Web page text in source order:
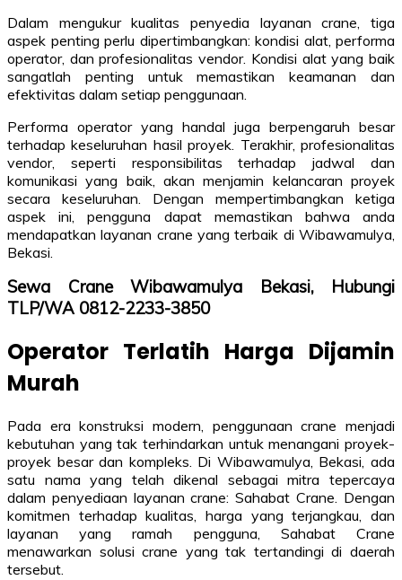
Dalam mengukur kualitas penyedia layanan crane, tiga
aspek penting perlu dipertimbangkan: kondisi alat, performa
operator, dan profesionalitas vendor. Kondisi alat yang baik
sangatlah penting untuk memastikan keamanan dan
efektivitas dalam setiap penggunaan.
Performa operator yang handal juga berpengaruh besar
terhadap keseluruhan hasil proyek. Terakhir, profesionalitas
vendor, seperti responsibilitas terhadap jadwal dan
komunikasi yang baik, akan menjamin kelancaran proyek
secara keseluruhan. Dengan mempertimbangkan ketiga
aspek ini, pengguna dapat memastikan bahwa anda
mendapatkan layanan crane yang terbaik di Wibawamulya,
Bekasi.
Sewa Crane Wibawamulya Bekasi, Hubungi
TLP/WA 0812-2233-3850
Operator Terlatih Harga Dijamin
Murah
Pada era konstruksi modern, penggunaan crane menjadi
kebutuhan yang tak terhindarkan untuk menangani proyek-
proyek besar dan kompleks. Di Wibawamulya, Bekasi, ada
satu nama yang telah dikenal sebagai mitra tepercaya
dalam penyediaan layanan crane: Sahabat Crane. Dengan
komitmen terhadap kualitas, harga yang terjangkau, dan
layanan yang ramah pengguna, Sahabat Crane
menawarkan solusi crane yang tak tertandingi di daerah
tersebut.